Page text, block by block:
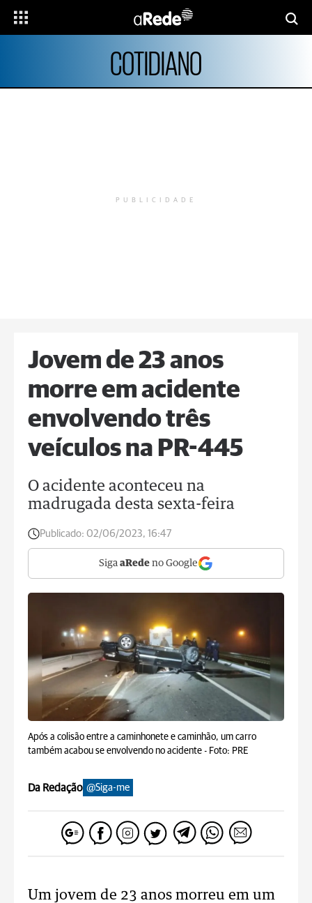
COTIDIANO
PUBLICIDADE
Jovem de 23 anos
morre em acidente
envolvendo três
veículos na PR-445
O acidente aconteceu na
madrugada desta sexta-feira
Publicado: 02/06/2023, 16:47
Siga aRede no Google
Após a colisão entre a caminhonete e caminhão, um carro
também acabou se envolvendo no acidente - Foto: PRE
Da Redação @Siga-me
Um jovem de 23 anos morreu em um